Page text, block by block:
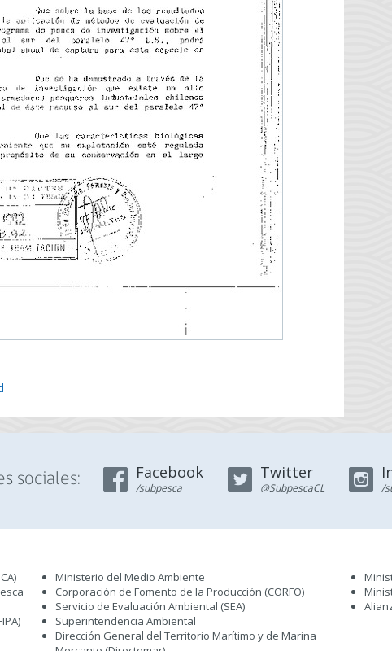
sociales: Facebook
/subpesca
Twitter
@SubpescaCL /
Ministerio del Medio Ambiente
Corporación de Fomento de la Producción (CORFO)
Servicio de Evaluación Ambiental (SEA)
Superintendencia Ambiental
Dirección General del Territorio Marítimo y de Marina